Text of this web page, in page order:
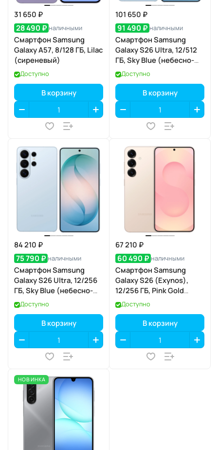
31 650 ₽
28 490 ₽ наличными
Смартфон Samsung
Galaxy A57, 8/128 ГБ, Lilac
(сиреневый)
Доступно
В корзину
101 650 ₽
91 490 ₽ наличными
Смартфон Samsung
Galaxy S26 Ultra, 12/512
ГБ, Sky Blue (небесно-
голубой)
Доступно
В корзину
84 210 ₽
75 790 ₽ наличными
Смартфон Samsung
Galaxy S26 Ultra, 12/256
ГБ, Sky Blue (небесно-
голубой)
Доступно
В корзину
67 210 ₽
60 490 ₽ наличными
Смартфон Samsung
Galaxy S26 (Exynos),
12/256 ГБ, Pink Gold
(розовое золото)
Доступно
В корзину
НОВИНКА